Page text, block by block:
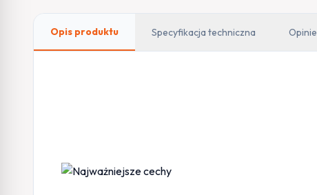
Opis produktu Specyfikacja techniczna Opinie